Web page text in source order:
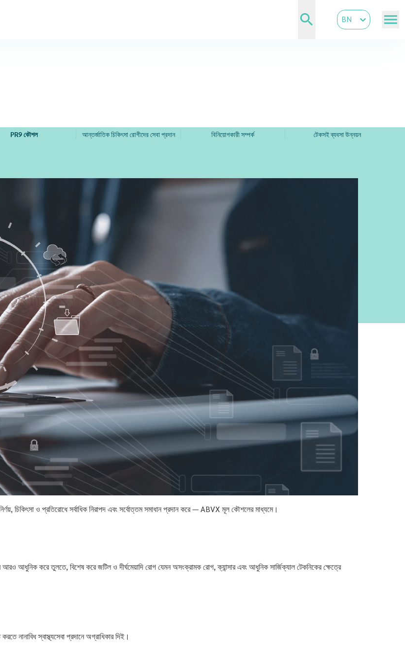
BN
PR9 কৌশল আন্তর্জাতিক চিকিৎসা রোগীদের সেবা প্রদান বিনিয়োগকারী সম্পর্ক টেকসই ব্যবসা উন্নয়ন
চিকিৎসা ও প্রতিরোধে সর্বাধিক নিরাপদ এবং সর্বোত্তম সমাধান প্রদান করে — ABVX মূল কৌশলের মাধ্যমে।
আধুনিক করে তুলতে, বিশেষ করে জটিল ও দীর্ঘমেয়াদি রোগ যেমন অসংক্রামক রোগ, ক্যান্সার এবং আধুনিক সার্জিক্যাল টেকনিকের ক্ষেত্রে
নানাবিধ স্বাস্থ্যসেবা প্রদানে অগ্রাধিকার দিই।